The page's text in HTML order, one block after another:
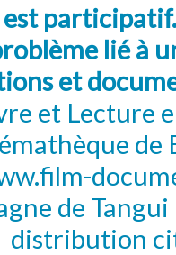
lié à
et
et Lecture
de
de
distribution